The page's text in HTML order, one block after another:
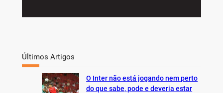
Últimos Artigos
O Inter não está jogando nem perto
do que sabe, pode e deveria estar